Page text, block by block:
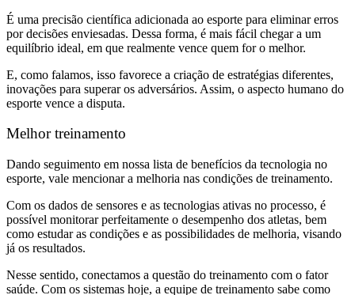
É uma precisão científica adicionada ao esporte para eliminar erros
por decisões enviesadas. Dessa forma, é mais fácil chegar a um
equilíbrio ideal, em que realmente vence quem for o melhor.
E, como falamos, isso favorece a criação de estratégias diferentes,
inovações para superar os adversários. Assim, o aspecto humano do
esporte vence a disputa.
Melhor treinamento
Dando seguimento em nossa lista de benefícios da tecnologia no
esporte, vale mencionar a melhoria nas condições de treinamento.
Com os dados de sensores e as tecnologias ativas no processo, é
possível monitorar perfeitamente o desempenho dos atletas, bem
como estudar as condições e as possibilidades de melhoria, visando
já os resultados.
Nesse sentido, conectamos a questão do treinamento com o fator
saúde. Com os sistemas hoje, a equipe de treinamento sabe como